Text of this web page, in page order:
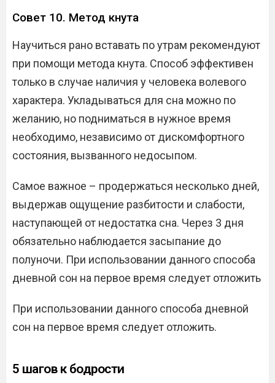
Совет 10. Метод кнута
Научиться рано вставать по утрам рекомендуют
при помощи метода кнута. Способ эффективен
только в случае наличия у человека волевого
характера. Укладываться для сна можно по
желанию, но подниматься в нужное время
необходимо, независимо от дискомфортного
состояния, вызванного недосыпом.
Самое важное – продержаться несколько дней,
выдержав ощущение разбитости и слабости,
наступающей от недостатка сна. Через 3 дня
обязательно наблюдается засыпание до
полуночи. При использовании данного способа
дневной сон на первое время следует отложить
При использовании данного способа дневной
сон на первое время следует отложить.
5 шагов к бодрости